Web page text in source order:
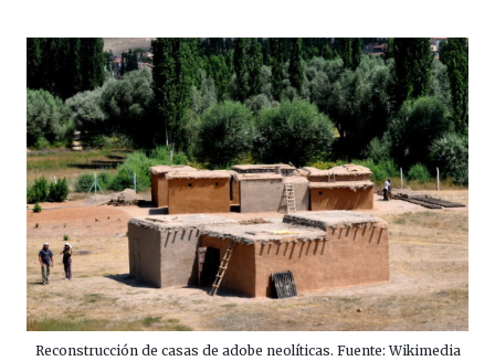
Reconstrucción de casas de adobe neolíticas. Fuente: Wikimedia